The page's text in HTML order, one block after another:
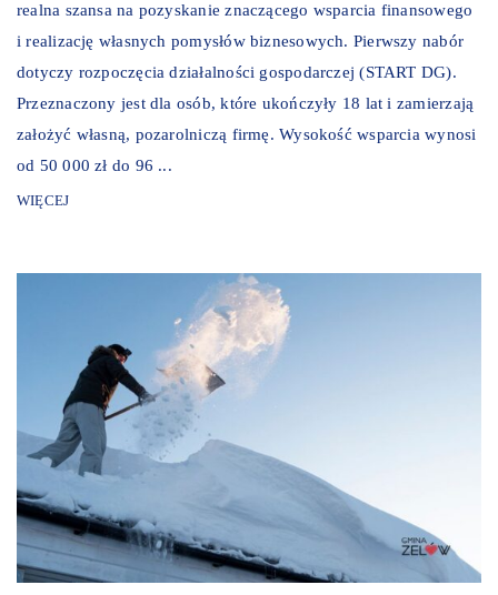
realna szansa na pozyskanie znaczącego wsparcia finansowego
i realizację własnych pomysłów biznesowych. Pierwszy nabór
dotyczy rozpoczęcia działalności gospodarczej (START DG).
Przeznaczony jest dla osób, które ukończyły 18 lat i zamierzają
założyć własną, pozarolniczą firmę. Wysokość wsparcia wynosi
od 50 000 zł do 96 ...
WIĘCEJ